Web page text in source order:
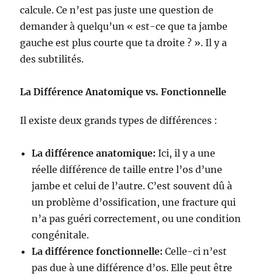
calcule. Ce n’est pas juste une question de
demander à quelqu’un « est-ce que ta jambe
gauche est plus courte que ta droite ? ». Il y a
des subtilités.
La Différence Anatomique vs. Fonctionnelle
Il existe deux grands types de différences :
La différence anatomique: Ici, il y a une
réelle différence de taille entre l’os d’une
jambe et celui de l’autre. C’est souvent dû à
un problème d’ossification, une fracture qui
n’a pas guéri correctement, ou une condition
congénitale.
La différence fonctionnelle: Celle-ci n’est
pas due à une différence d’os. Elle peut être